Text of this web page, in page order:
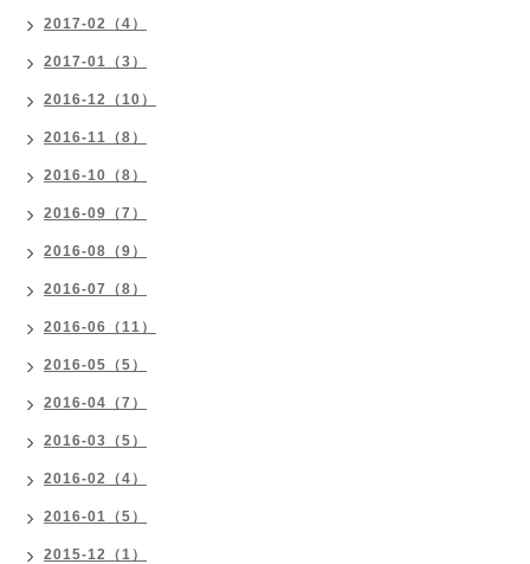
2017-02（4）
2017-01（3）
2016-12（10）
2016-11（8）
2016-10（8）
2016-09（7）
2016-08（9）
2016-07（8）
2016-06（11）
2016-05（5）
2016-04（7）
2016-03（5）
2016-02（4）
2016-01（5）
2015-12（1）